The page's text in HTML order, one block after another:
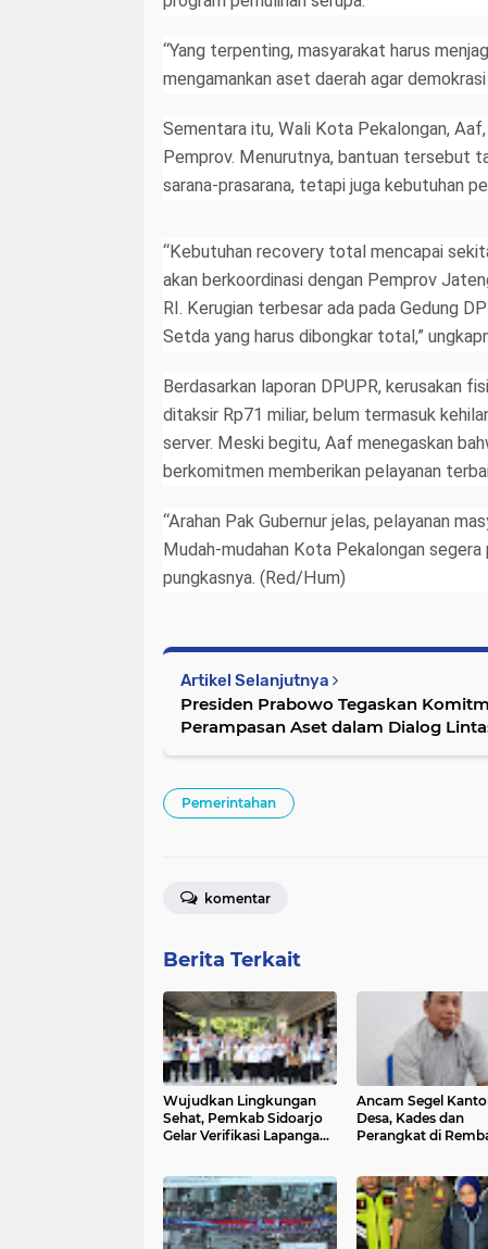
“Yang terpenting, masyarakat harus
mengamankan aset daerah agar
Sementara itu, Wali Kota Pekalongan,
Pemprov. Menurutnya, bantuan tersebut
sarana-prasarana, tetapi juga kebutuhan
“Kebutuhan recovery total mencapai
akan berkoordinasi dengan Pemprov
RI. Kerugian terbesar ada pada Gedung
Setda yang harus dibongkar total,”
Berdasarkan laporan DPUPR, kerusakan
ditaksir Rp71 miliar, belum termasuk
server. Meski begitu, Aaf menegaskan
berkomitmen memberikan pelayanan
“Arahan Pak Gubernur jelas, pelayanan
Mudah-mudahan Kota Pekalongan segera
pungkasnya. (Red/Hum)
Artikel Selanjutnya
Presiden Prabowo Tegaskan
Perampasan Aset dalam Dialog
Pemerintahan
komentar
Berita Terkait
Wujudkan Lingkungan
Sehat, Pemkab Sidoarjo
Gelar Verifikasi Lapangan
Ancam Segel
Desa, Kades dan
Perangkat di